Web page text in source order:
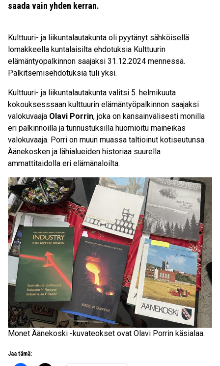
saada vain yhden kerran.
Kulttuuri- ja liikuntalautakunta oli pyytänyt sähköisellä
lomakkeella kuntalaisilta ehdotuksia Kulttuurin
elämäntyöpalkinnon saajaksi 31.12.2024 mennessä.
Palkitsemisehdotuksia tuli yksi.
Kulttuuri- ja liikuntalautakunta valitsi 5. helmikuuta
kokouksesssaan kulttuurin elämäntyöpalkinnon saajaksi
valokuvaaja Olavi Porrin, joka on kansainvälisesti monilla
eri palkinnoilla ja tunnustuksilla huomioitu maineikas
valokuvaaja. Porri on muun muassa taltioinut kotiseutunsa
Äänekosken ja lähialueiden historiaa suurella
ammattitaidolla eri elämänaloilta.
Monet Äänekoski -kuvateokset ovat Olavi Porrin käsialaa.
Jaa tämä: